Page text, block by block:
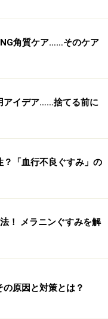
角質ケア……そのケア
アイデア……捨てる前に
？「血行不良ぐすみ」の
！ メラニンぐすみを解
原因と対策とは？